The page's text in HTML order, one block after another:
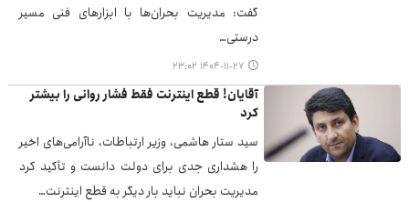
گفت: مدیریت بحران‌ها با ابزارهای فنی مسیر
درستی…
۱۴۰۴-۱۱-۲۷ ۲۳:۰۲
آقایان! قطع اینترنت فقط فشار روانی را بیشتر
کرد
سید ستار هاشمی، وزیر ارتباطات، ناآرامی‌های اخیر
را هشداری جدی برای دولت دانست و تأکید کرد
مدیریت بحران نباید بار دیگر به قطع اینترنت…